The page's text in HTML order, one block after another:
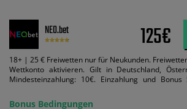
NEO.bet 125€
18+ | 25 € Freiwetten nur für Neukunden.
Wettkonto aktivieren. Gilt in Deutschland,
Mindesteinzahlung: 10€. Einzahlung und
Bedingungen können geändert werden. AGB
Bonus Bedingungen